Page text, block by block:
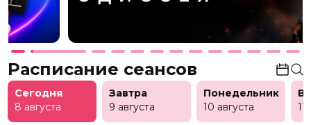
Расписание сеансов
Сегодня
8 августа
Завтра
9 августа
Понедельник
10 августа
11